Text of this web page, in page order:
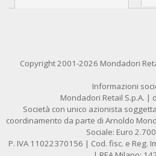
Copyright 2001-2026 Mondadori
Informazioni
Mondadori Retail S.p.A. |
Società con unico azionista
coordinamento da parte di Arnoldo
Sociale: Euro
P. IVA 11022370156 | Cod. fisc. e Reg.